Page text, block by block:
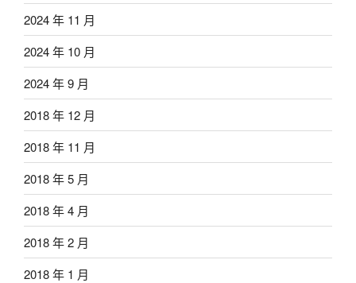
2024 年 11 月
2024 年 10 月
2024 年 9 月
2018 年 12 月
2018 年 11 月
2018 年 5 月
2018 年 4 月
2018 年 2 月
2018 年 1 月